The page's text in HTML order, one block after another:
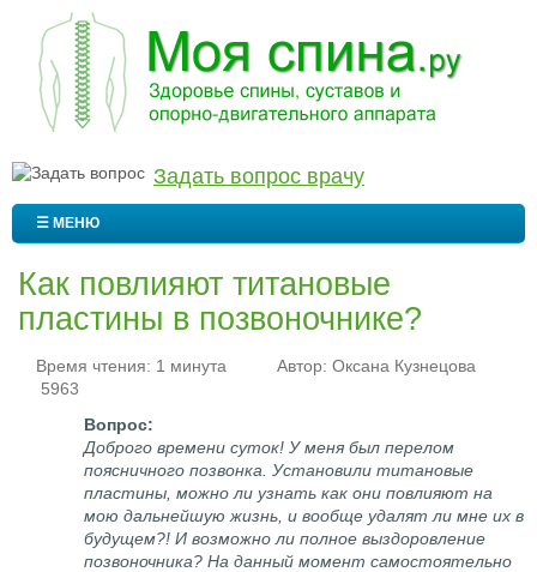
Задать вопрос врачу
☰ МЕНЮ
Как повлияют титановые
пластины в позвоночнике?
Время чтения: 1 минута Автор: Оксана Кузнецова
5963
Доброго времени суток! У меня был перелом
поясничного позвонка. Установили титановые
пластины, можно ли узнать как они повлияют на
мою дальнейшую жизнь, и вообще удалят ли мне их в
будущем?! И возможно ли полное выздоровление
позвоночника? На данный момент самостоятельно